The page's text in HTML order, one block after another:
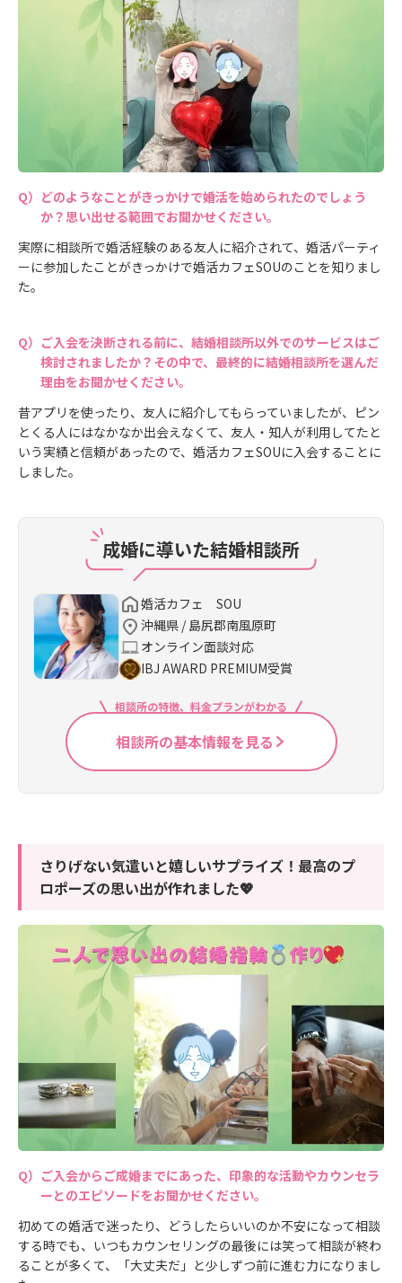
どのようなことがきっかけで婚活を始められたのでしょう
か？思い出せる範囲でお聞かせください。
実際に相談所で婚活経験のある友人に紹介されて、婚活パーティ
ーに参加したことがきっかけで婚活カフェSOUのことを知りまし
た。
ご入会を決断される前に、結婚相談所以外でのサービスはご
検討されましたか？その中で、最終的に結婚相談所を選んだ
理由をお聞かせください。
昔アプリを使ったり、友人に紹介してもらっていましたが、ピン
とくる人にはなかなか出会えなくて、友人・知人が利用してたと
いう実績と信頼があったので、婚活カフェSOUに入会することに
しました。
成婚に導いた結婚相談所
婚活カフェ SOU
沖縄県 / 島尻郡南風原町
オンライン面談対応
IBJ AWARD PREMIUM受賞
相談所の特徴、料金プランがわかる
相談所の基本情報を見る
さりげない気遣いと嬉しいサプライズ！最高のプ
ロポーズの思い出が作れました💖
ご入会からご成婚までにあった、印象的な活動やカウンセラ
ーとのエピソードをお聞かせください。
初めての婚活で迷ったり、どうしたらいいのか不安になって相談
する時でも、いつもカウンセリングの最後には笑って相談が終わ
ることが多くて、「大丈夫だ」と少しずつ前に進む力になりまし